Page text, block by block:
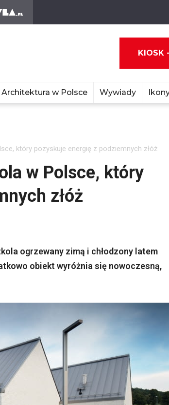
KIOSK
Architektura w Polsce Wywiady
który pozyskuje energię z podziemnych złóż
w Polsce, który
złóż
ogrzewany zimą i chłodzony latem
obiekt wyróżnia się nowoczesną,